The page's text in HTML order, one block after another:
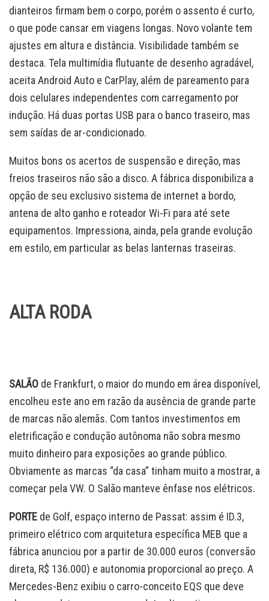
dianteiros firmam bem o corpo, porém o assento é curto,
o que pode cansar em viagens longas. Novo volante tem
ajustes em altura e distância. Visibilidade também se
destaca. Tela multimídia flutuante de desenho agradável,
aceita Android Auto e CarPlay, além de pareamento para
dois celulares independentes com carregamento por
indução. Há duas portas USB para o banco traseiro, mas
sem saídas de ar-condicionado.
Muitos bons os acertos de suspensão e direção, mas
freios traseiros não são a disco. A fábrica disponibiliza a
opção de seu exclusivo sistema de internet a bordo,
antena de alto ganho e roteador Wi-Fi para até sete
equipamentos. Impressiona, ainda, pela grande evolução
em estilo, em particular as belas lanternas traseiras.
ALTA RODA
SALÃO de Frankfurt, o maior do mundo em área disponível,
encolheu este ano em razão da ausência de grande parte
de marcas não alemãs. Com tantos investimentos em
eletrificação e condução autônoma não sobra mesmo
muito dinheiro para exposições ao grande público.
Obviamente as marcas “da casa” tinham muito a mostrar, a
começar pela VW. O Salão manteve ênfase nos elétricos.
PORTE de Golf, espaço interno de Passat: assim é ID.3,
primeiro elétrico com arquitetura específica MEB que a
fábrica anunciou por a partir de 30.000 euros (conversão
direta, R$ 136.000) e autonomia proporcional ao preço. A
Mercedes-Benz exibiu o carro-conceito EQS que deve